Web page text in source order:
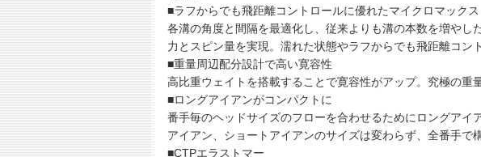
■ラフからでも飛距離コントロールに優れたマイクロマック
各溝の角度と間隔を最適化し、従来よりも溝の本数を増や
力とスピン量を実現。濡れた状態やラフからでも飛距離コン
■重量周辺配分設計で高い寛容性
高比重ウェイトを搭載することで寛容性がアップ。究極の重
■ロングアイアンがコンパクトに
番手毎のヘッドサイズのフローを合わせるためにロングア
アイアン、ショートアイアンのサイズは変わらず、全番手で
■CTPエラストマー